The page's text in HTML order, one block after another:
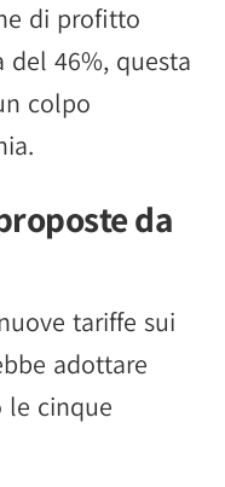
di profitto
del 46%, questa
colpo
da
tariffe sui
adottare
le cinque